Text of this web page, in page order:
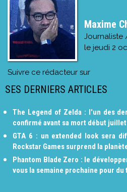
Maxime
Journaliste
le jeudi 2
Suivre ce rédacteur sur
SES DERNIERS ARTICLES
The Legend of Zelda : l'un des
confirmé avant sa mort début juillet
GTA 6 : un extended look sera
Rockstar Games surprend la
Phantom Blade Zero : le
vous la semaine prochaine pour du